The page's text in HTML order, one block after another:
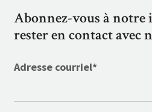
Abonnez-vous à
rester en contact avec
Adresse courriel*